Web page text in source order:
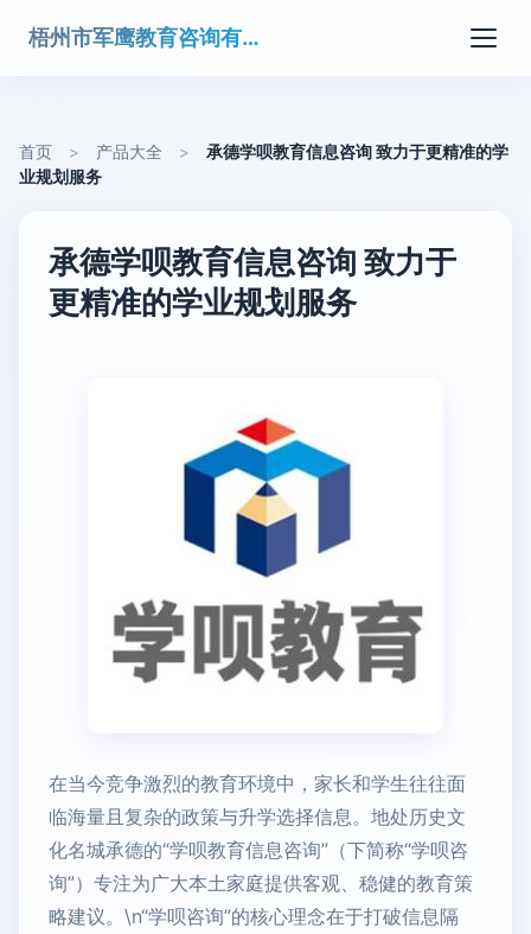
梧州市军鹰教育咨询有限公司
首页 > 产品大全 >
承德学呗教育信息咨询 致力于更精准的学
业规划服务
承德学呗教育信息咨询 致力于
更精准的学业规划服务
在当今竞争激烈的教育环境中，家长和学生往往面
临海量且复杂的政策与升学选择信息。地处历史文
化名城承德的“学呗教育信息咨询”（下简称“学呗咨
询”）专注为广大本土家庭提供客观、稳健的教育策
略建议。\n“学呗咨询”的核心理念在于打破信息隔